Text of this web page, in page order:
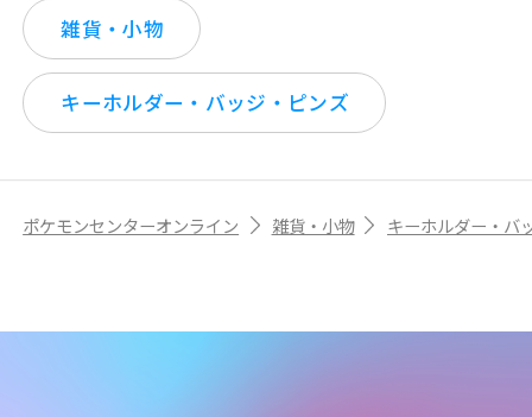
雑貨・小物
キーホルダー・バッジ・ピンズ
ポケモンセンターオンライン 雑貨・小物 キーホルダー・バ